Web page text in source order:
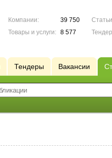
Компании:
39 750
Товары и услуги:
8 577
Тендеры Вакансии